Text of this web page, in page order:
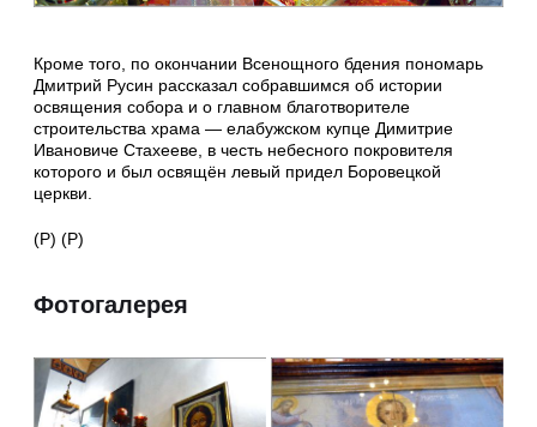
Кроме того, по окончании Всенощного бдения пономарь
Дмитрий Русин рассказал собравшимся об истории
освящения собора и о главном благотворителе
строительства храма — елабужском купце Димитрие
Ивановиче Стахееве, в честь небесного покровителя
которого и был освящён левый придел Боровецкой
церкви.
(Р) (Р)
Фотогалерея